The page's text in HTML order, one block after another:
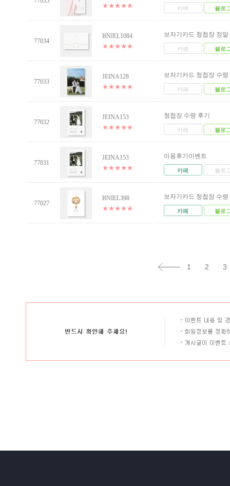
★★★★★ 카페 블로
77034
BNIEL1084
★★★★★
보자기카드 청첩장 정말
카페 블로
77033
JEINA128
★★★★★
보자기카드 청첩장 수
카페 블로
77032
JEINA153
★★★★★
청첩장 수령 후기
카페 블로
77031
JEINA153
★★★★★
이용후기이벤트
카페 블로
77027
BNIEL398
★★★★★
보자기카드 청첩장 수령
카페 블로
1 2 3